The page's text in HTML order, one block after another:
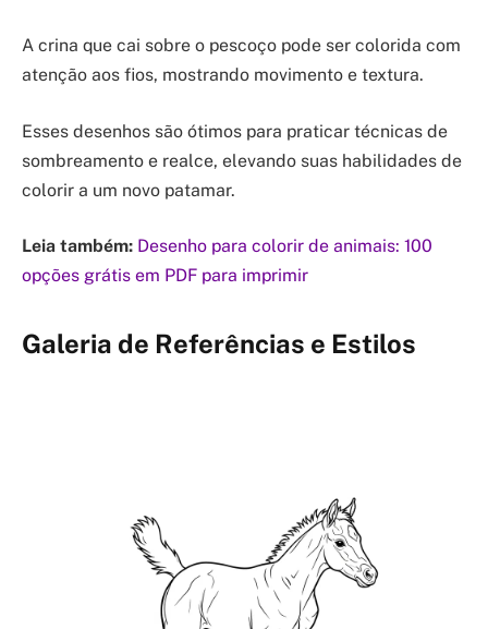
A crina que cai sobre o pescoço pode ser colorida com
atenção aos fios, mostrando movimento e textura.
Esses desenhos são ótimos para praticar técnicas de
sombreamento e realce, elevando suas habilidades de
colorir a um novo patamar.
Leia também: Desenho para colorir de animais: 100
opções grátis em PDF para imprimir
Galeria de Referências e Estilos